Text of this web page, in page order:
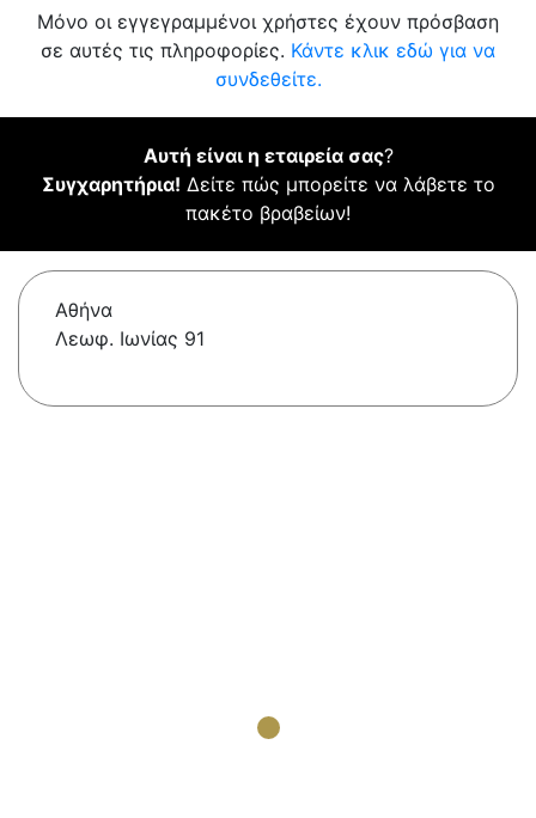
Μόνο οι εγγεγραμμένοι χρήστες έχουν πρόσβαση
σε αυτές τις πληροφορίες. Κάντε κλικ εδώ για να
συνδεθείτε.
Αυτή είναι η εταιρεία σας?
Συγχαρητήρια! Δείτε πώς μπορείτε να λάβετε το
πακέτο βραβείων!
Αθήνα
Λεωφ. Ιωνίας 91